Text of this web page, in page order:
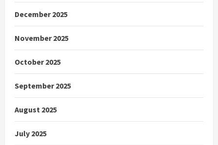
December 2025
November 2025
October 2025
September 2025
August 2025
July 2025